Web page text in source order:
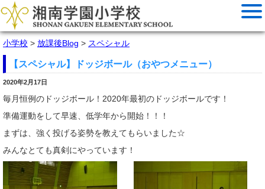
小学校 > 放課後Blog > スペシャル
【スペシャル】ドッジボール（おやつメニュー）
2020年2月17日
毎月恒例のドッジボール！2020年最初のドッジボールです！
準備運動をして早速、低学年から開始！！！
まずは、強く投げる姿勢を教えてもらいました☆
みんなとても真剣にやっています！